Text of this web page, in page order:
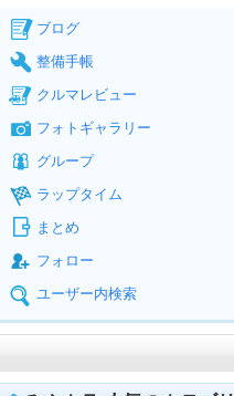
ブログ
整備手帳
クルマレビュー
フォトギャラリー
グループ
ラップタイム
まとめ
フォロー
ユーザー内検索